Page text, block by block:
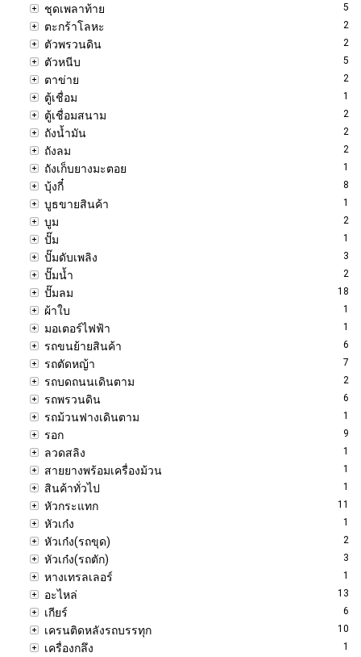
ชุดเพลาท้าย 5
ตะกร้าโลหะ 2
ตัวพรวนดิน 2
ตัวหนีบ 5
ตาข่าย 2
ตู้เชื่อม 1
ตู้เชื่อมสนาม 2
ถังน้ำมัน 2
ถังลม 2
ถังเก็บยางมะตอย 1
บุ้งกี๋ 8
บูธขายสินค้า 1
บูม 2
ปั๊ม 1
ปั๊มดับเพลิง 3
ปั๊มน้ำ 2
ปั๊มลม 18
ผ้าใบ 1
มอเตอร์ไฟฟ้า 1
รถขนย้ายสินค้า 6
รถตัดหญ้า 7
รถบดถนนเดินตาม 2
รถพรวนดิน 6
รถม้วนฟางเดินตาม 1
รอก 9
ลวดสลิง 1
สายยางพร้อมเครื่องม้วน 1
สินค้าทั่วไป 1
หัวกระแทก 11
หัวเก๋ง 1
หัวเก๋ง(รถขุด) 2
หัวเก๋ง(รถตัก) 3
หางเทรลเลอร์ 1
อะไหล่ 13
เกียร์ 6
เครนติดหลังรถบรรทุก 10
เครื่องกลึง 1